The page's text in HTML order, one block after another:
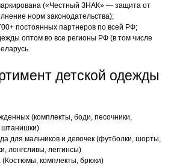
(«Честный ЗНАК» — защита от
норм законодательства);
постоянных партнеров по всей РФ;
оптом во все регионы РФ (в том числе
детской одежды
(комплекты, боди, песочники,
штанишки)
для мальчиков и девочек (футболки, шорты,
лонгсливы, леггинсы)
комплекты, брюки)